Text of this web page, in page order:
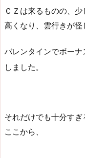
ＣＺは来るものの、
高くなり、雲行きが怪
バレンタインでボーナ
しました。
それだけでも十分す
ここから、